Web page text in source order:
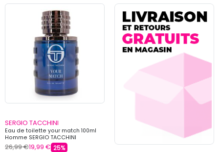
SERGIO TACCHINI
Eau de toilette your match 100ml
Homme SERGIO TACCHINI
26,99 €19,99 € 25%